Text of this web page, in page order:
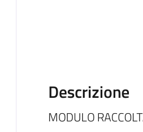
Descrizione
MODULO